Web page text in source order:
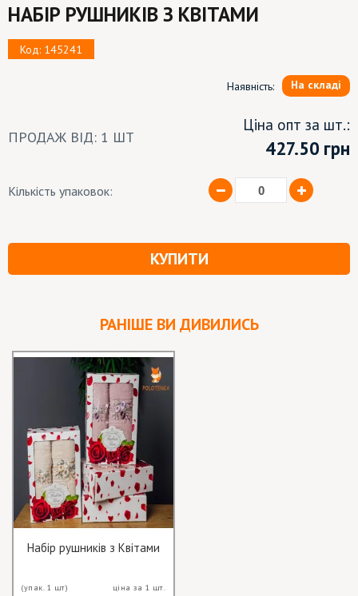
НАБІР РУШНИКІВ З КВІТАМИ
Код: 145241
Наявність: На складі
ПРОДАЖ ВІД: 1 ШТ
Ціна опт за шт.:
427.50 грн
Кількість упаковок:
КУПИТИ
РАНІШЕ ВИ ДИВИЛИСЬ
Набір рушників з Квітами
(упак. 1 шт) ціна за 1 шт.